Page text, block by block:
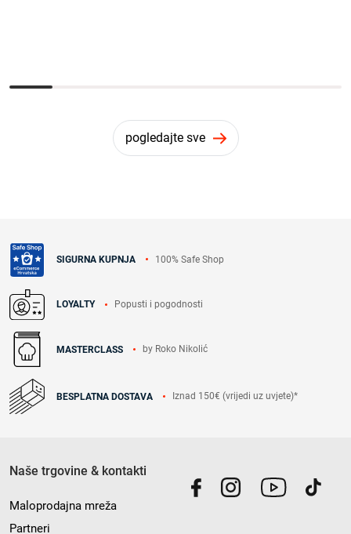
pogledajte sve
SIGURNA KUPNJA 100% Safe Shop
LOYALTY Popusti i pogodnosti
MASTERCLASS by Roko Nikolić
BESPLATNA DOSTAVA Iznad 150€ (vrijedi uz uvjete)*
Naše trgovine & kontakti
Maloprodajna mreža
Partneri